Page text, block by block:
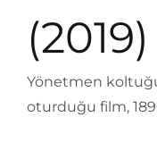
(2019)
Yönetmen
oturduğu film,